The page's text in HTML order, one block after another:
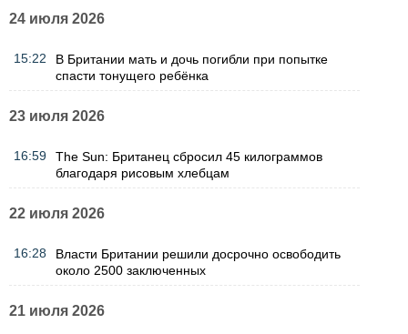
24 июля 2026
15:22
В Британии мать и дочь погибли при попытке
спасти тонущего ребёнка
23 июля 2026
16:59
The Sun: Британец сбросил 45 килограммов
благодаря рисовым хлебцам
22 июля 2026
16:28
Власти Британии решили досрочно освободить
около 2500 заключенных
21 июля 2026